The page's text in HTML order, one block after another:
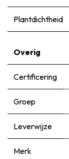
Plantdichtheid
Overig
Certificering
Groep
Leverwijze
Merk